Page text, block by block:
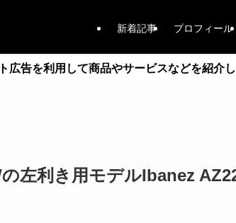
新着記事 プロフィール
告を利用して商品やサービスなどを紹介し
左利き用モデルIbanez